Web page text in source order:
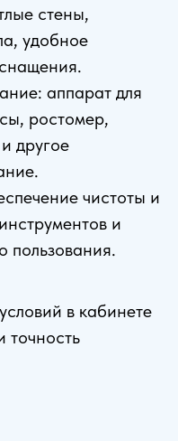
стены,
удобное
аппарат для
ростомер,
другое
чистоты и
и
пользования.
в кабинете
точность